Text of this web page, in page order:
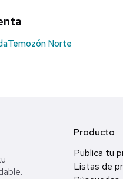
Temozón Norte
Producto
Publica tu
Listas de